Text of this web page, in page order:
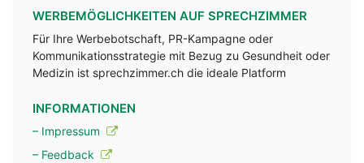
WERBEMÖGLICHKEITEN AUF SPRECHZIMMER
Für Ihre Werbebotschaft, PR-Kampagne oder
Kommunikationsstrategie mit Bezug zu Gesundheit oder
Medizin ist sprechzimmer.ch die ideale Platform
INFORMATIONEN
– Impressum
– Feedback